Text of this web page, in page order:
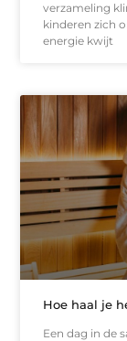
verzameling
kinderen zich
energie kwijt
Hoe haal je
Een dag in de